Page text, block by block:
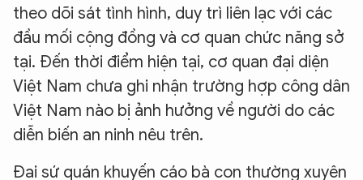
theo dõi sát tình hình, duy trì liên lạc với các
đầu mối cộng đồng và cơ quan chức năng sở
tại. Đến thời điểm hiện tại, cơ quan đại diện
Việt Nam chưa ghi nhận trường hợp công dân
Việt Nam nào bị ảnh hưởng về người do các
diễn biến an ninh nêu trên.
Đại sứ quán khuyến cáo bà con thường xuyên